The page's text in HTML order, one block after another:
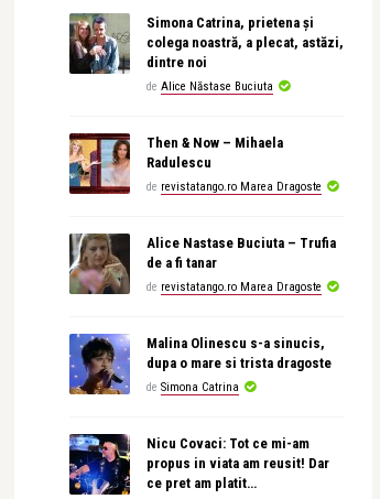
„Împăratul muștelor” este disponibil
FILM
revistatango
Simona Catrina, prietena și
colega noastră, a plecat, astăzi,
dintre noi
de Alice Năstase Buciuta
Then & Now – Mihaela
Radulescu
de revistatango.ro Marea Dragoste
Alice Nastase Buciuta – Trufia
de a fi tanar
de revistatango.ro Marea Dragoste
Malina Olinescu s-a sinucis,
dupa o mare si trista dragoste
de Simona Catrina
Nicu Covaci: Tot ce mi-am
propus in viata am reusit! Dar
ce pret am platit…